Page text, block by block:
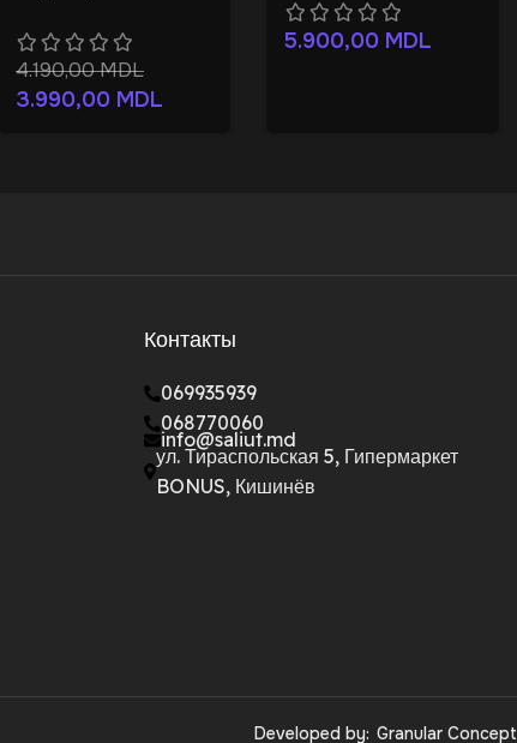
4.190,00MDL
3.990,00 MDL
5.900,00 MDL
Контакты
069935939
068770060
info@saliut.md
ул. Тираспольская 5, Гипермаркет
BONUS, Кишинёв
Developed by: Granular Concept